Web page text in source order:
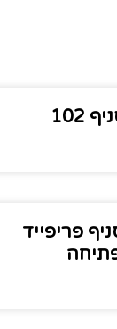
אייצ' אס בי סי בנק סניף 102
פריפייד